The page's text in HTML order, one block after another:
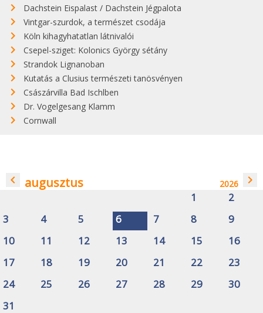
Dachstein Eispalast / Dachstein Jégpalota
Vintgar-szurdok, a természet csodája
Köln kihagyhatatlan látnivalói
Csepel-sziget: Kolonics György sétány
Strandok Lignanoban
Kutatás a Clusius természeti tanösvényen
Császárvilla Bad Ischlben
Dr. Vogelgesang Klamm
Cornwall
navigate_before augusztus 2026 navigate_next
1
2
3
4 5 6 7 8
9
10
11 12 13 14 15
16
17
18 19 20 21 22
23
24
25 26 27 28 29
30
31